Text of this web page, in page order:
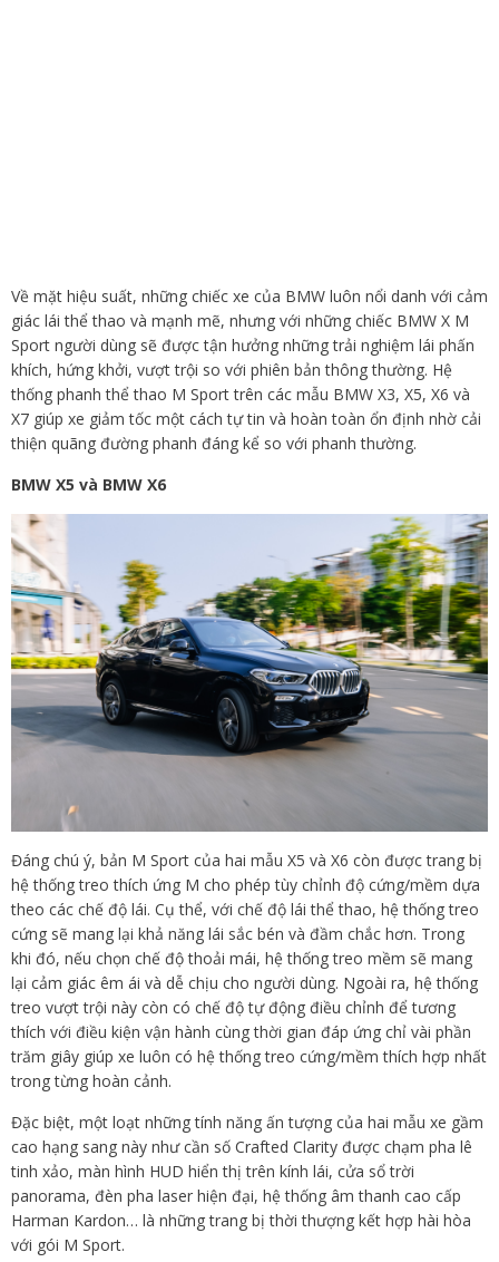
Về mặt hiệu suất, những chiếc xe của BMW luôn nổi danh với cảm
giác lái thể thao và mạnh mẽ, nhưng với những chiếc BMW X M
Sport người dùng sẽ được tận hưởng những trải nghiệm lái phấn
khích, hứng khởi, vượt trội so với phiên bản thông thường. Hệ
thống phanh thể thao M Sport trên các mẫu BMW X3, X5, X6 và
X7 giúp xe giảm tốc một cách tự tin và hoàn toàn ổn định nhờ cải
thiện quãng đường phanh đáng kể so với phanh thường.
BMW X5 và BMW X6
Đáng chú ý, bản M Sport của hai mẫu X5 và X6 còn được trang bị
hệ thống treo thích ứng M cho phép tùy chỉnh độ cứng/mềm dựa
theo các chế độ lái. Cụ thể, với chế độ lái thể thao, hệ thống treo
cứng sẽ mang lại khả năng lái sắc bén và đầm chắc hơn. Trong
khi đó, nếu chọn chế độ thoải mái, hệ thống treo mềm sẽ mang
lại cảm giác êm ái và dễ chịu cho người dùng. Ngoài ra, hệ thống
treo vượt trội này còn có chế độ tự động điều chỉnh để tương
thích với điều kiện vận hành cùng thời gian đáp ứng chỉ vài phần
trăm giây giúp xe luôn có hệ thống treo cứng/mềm thích hợp nhất
trong từng hoàn cảnh.
Đặc biệt, một loạt những tính năng ấn tượng của hai mẫu xe gầm
cao hạng sang này như cần số Crafted Clarity được chạm pha lê
tinh xảo, màn hình HUD hiển thị trên kính lái, cửa sổ trời
panorama, đèn pha laser hiện đại, hệ thống âm thanh cao cấp
Harman Kardon… là những trang bị thời thượng kết hợp hài hòa
với gói M Sport.